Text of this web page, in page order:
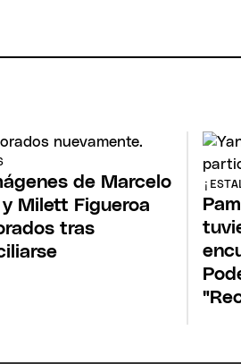
de Marcelo
Milett Figueroa
tras